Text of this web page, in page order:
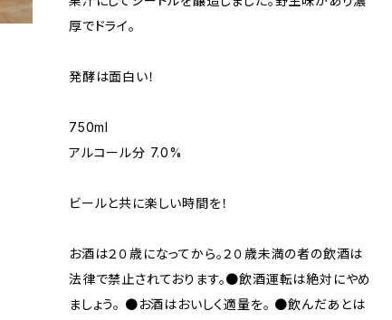
厚でドライ。
発酵は面白い！
750ml
アルコール分 7.0%
ビールと共に楽しい時間を！
お酒は２０歳になってから。２０歳未満の者の飲酒は
法律で禁止されております。●飲酒運転は絶対にやめ
ましょう。 ●お酒はおいしく適量を。 ●飲んだあとは